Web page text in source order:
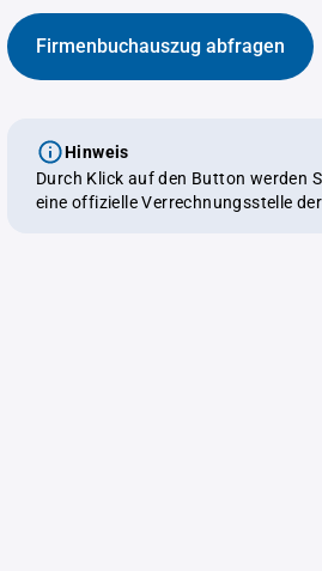
Firmenbuchauszug abfragen
Hinweis
Durch Klick auf den Button werden
eine offizielle Verrechnungsstelle